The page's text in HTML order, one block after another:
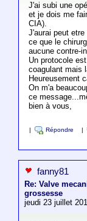
J'ai subi une
et je dois me
CIA).
J'aurai peut
ce que le
aucune contre-
Un protocole
coagulant mais
Heureusement
On m'a
ce
bien à vous,
Répondre
fanny81
Re: Valve
grossesse
jeudi 23 juillet